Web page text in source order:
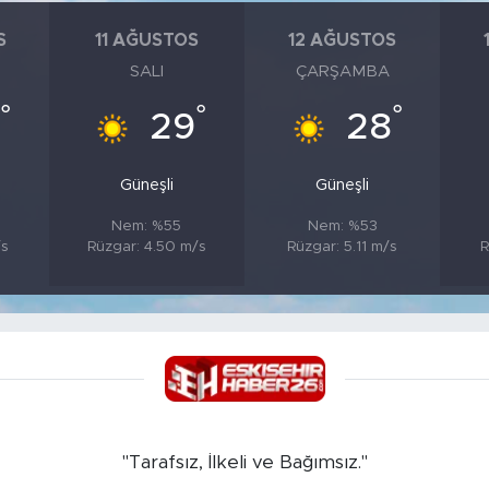
°
11 AĞUSTOS
SALI
29°
Güneşli
Nem: %55
Rüzgar: 4.50 m/s
12 AĞUSTOS
ÇARŞAMBA
28°
Güneşli
Nem: %53
Rüzgar: 5.11 m/s
"Tarafsız, İlkeli ve Bağımsız."